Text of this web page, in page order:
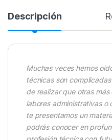
Descripción
Muchas veces hemos
técnicas son
de realizar que otras
labores administrativas o
te presentamos un
podrás conocer en